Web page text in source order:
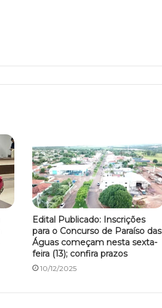
Edital Publicado: Inscrições
para o Concurso de Paraíso das
Águas começam nesta sexta-
feira (13); confira prazos
10/12/2025